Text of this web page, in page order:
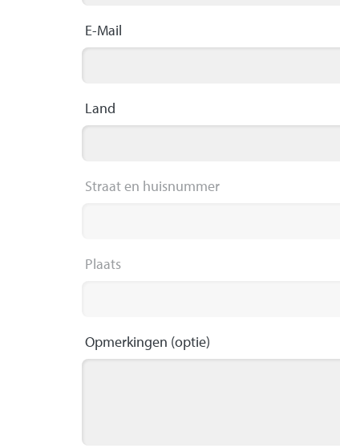
E-Mail
Land
Straat en huisnummer
Plaats
Opmerkingen (optie)